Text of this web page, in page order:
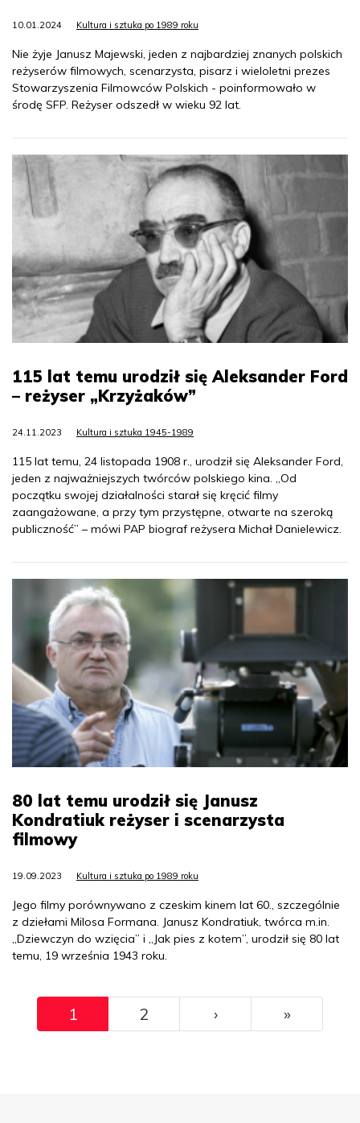
10.01.2024 Kultura i sztuka po 1989 roku
Nie żyje Janusz Majewski, jeden z najbardziej znanych polskich
reżyserów filmowych, scenarzysta, pisarz i wieloletni prezes
Stowarzyszenia Filmowców Polskich - poinformowało w
środę SFP. Reżyser odszedł w wieku 92 lat.
115 lat temu urodził się Aleksander Ford
– reżyser „Krzyżaków”
24.11.2023 Kultura i sztuka 1945-1989
115 lat temu, 24 listopada 1908 r., urodził się Aleksander Ford,
jeden z najważniejszych twórców polskiego kina. „Od
początku swojej działalności starał się kręcić filmy
zaangażowane, a przy tym przystępne, otwarte na szeroką
publiczność” – mówi PAP biograf reżysera Michał Danielewicz.
80 lat temu urodził się Janusz
Kondratiuk reżyser i scenarzysta
filmowy
19.09.2023 Kultura i sztuka po 1989 roku
Jego filmy porównywano z czeskim kinem lat 60., szczególnie
z dziełami Milosa Formana. Janusz Kondratiuk, twórca m.in.
„Dziewczyn do wzięcia” i „Jak pies z kotem”, urodził się 80 lat
temu, 19 września 1943 roku.
Pagination
1 2 ››› »Ostatni